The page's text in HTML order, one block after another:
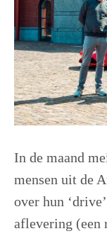
In de maand
mensen uit de
over hun
aflevering (een